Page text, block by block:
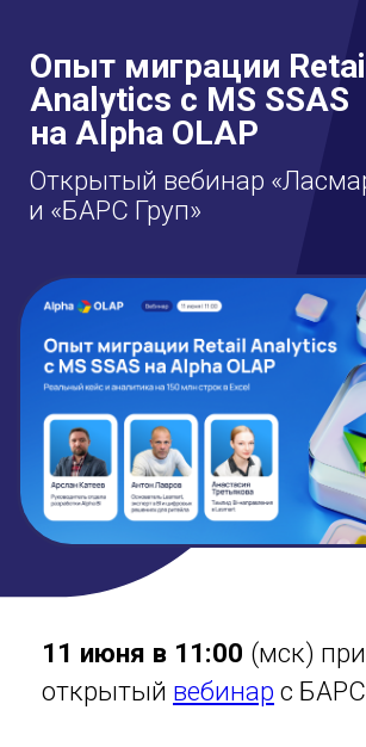
Опыт миграции Retail
Analytics с MS SSAS
на Alpha OLAP
Открытый вебинар «Ласмарт»
и «БАРС Груп»
11 июня в 11:00(мск) приглашаем на
открытый
вебинар с БАРС Груп.
Многие BI-команды сегодня ищут
надёжную альтернативу MS SSAS,
особенно в условиях, когда
импортонезависимость.
Можем ли мы предложить достойную